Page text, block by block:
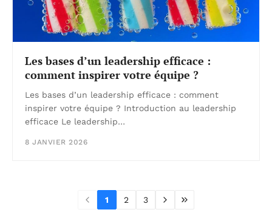
Les bases d’un leadership efficace :
comment inspirer votre équipe ?
Les bases d’un leadership efficace : comment
inspirer votre équipe ? Introduction au leadership
efficace Le leadership…
8 JANVIER 2026
1 2 3